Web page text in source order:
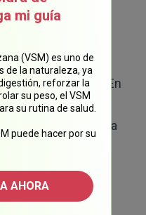
en la
marcadores de
entrenamientos. En
que comieron
fuerza y masa
ya que consumir
la reparación
mi guía
(VSM) es uno de
de la naturaleza, ya
reforzar la
su peso, el VSM
su rutina de salud.
puede hacer por su
AHORA